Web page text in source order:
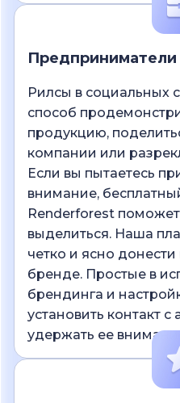
Рилсы в социальных
способ
продукцию,
компании или
Если вы пытаетесь
внимание,
Renderforest
выделиться. Наша
четко и ясно
бренде. Простые в
брендинга и
установить контакт с
удержать ее